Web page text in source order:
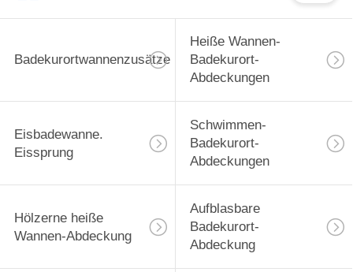
Badekurortwannenzusätze
Heiße Wannen-
Badekurort-
Abdeckungen
Eisbadewanne.
Eissprung
Schwimmen-
Badekurort-
Abdeckungen
Hölzerne heiße
Wannen-Abdeckung
Aufblasbare
Badekurort-
Abdeckung